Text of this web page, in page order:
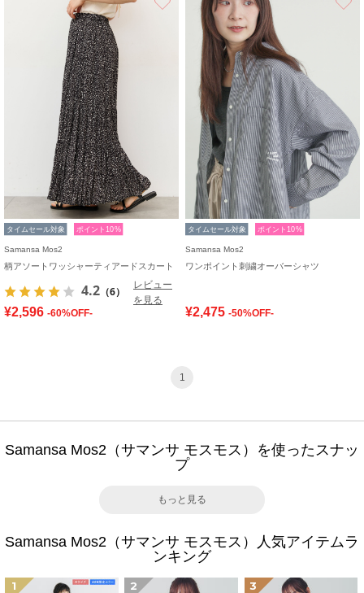
タイムセール対象 ポイント10%
Samansa Mos2
柄アソートワッシャーティアードスカート
4.2 （6）
レビュー
を見る
¥2,596 -60%OFF-
タイムセール対象 ポイント10%
Samansa Mos2
ワンポイント刺繍オーバーシャツ
¥2,475 -50%OFF-
1
Samansa Mos2（サマンサ モスモス）を使ったスナッ
プ
もっと見る
Samansa Mos2（サマンサ モスモス）人気アイテムラ
ンキング
1 2 3